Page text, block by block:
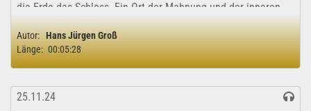
die Erde das Schloss. Ein Ort der Mahnung und der inneren
Reflexion....
Autor: Hans Jürgen Groß
Länge: 00:05:28
25.11.24